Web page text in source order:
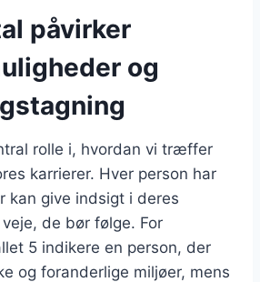
påvirker
og
rolle i, hvordan vi træffer
karrierer. Hver person har
kan give indsigt i deres
de bør følge. For
5 indikere en person, der
og foranderlige miljøer, mens